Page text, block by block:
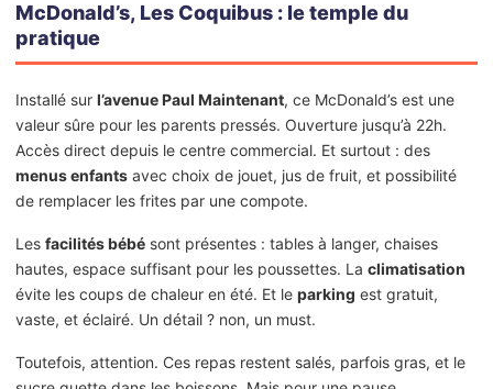
McDonald’s, Les Coquibus : le temple du
pratique
Installé sur l’avenue Paul Maintenant, ce McDonald’s est une
valeur sûre pour les parents pressés. Ouverture jusqu’à 22h.
Accès direct depuis le centre commercial. Et surtout : des
menus enfants avec choix de jouet, jus de fruit, et possibilité
de remplacer les frites par une compote.
Les facilités bébé sont présentes : tables à langer, chaises
hautes, espace suffisant pour les poussettes. La climatisation
évite les coups de chaleur en été. Et le parking est gratuit,
vaste, et éclairé. Un détail ? non, un must.
Toutefois, attention. Ces repas restent salés, parfois gras, et le